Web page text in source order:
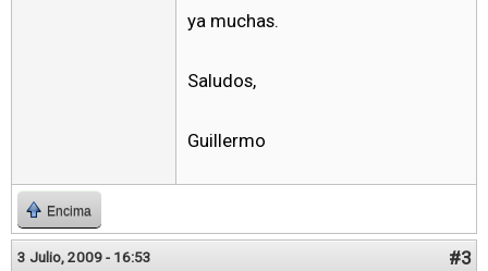
ya muchas.
Saludos,
Guillermo
Encima
3 Julio, 2009 - 16:53 #3